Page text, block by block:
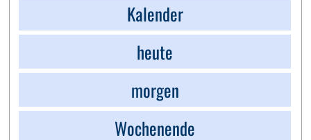
Kalender
heute
morgen
Wochenende